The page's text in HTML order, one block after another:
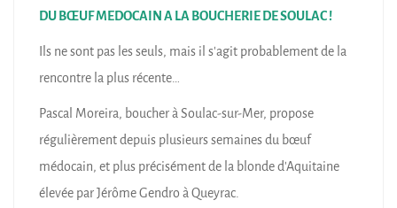
DU BŒUF MEDOCAIN A LA BOUCHERIE DE SOULAC !
Ils ne sont pas les seuls, mais il s’agit probablement de la
rencontre la plus récente…
Pascal Moreira, boucher à Soulac-sur-Mer, propose
régulièrement depuis plusieurs semaines du bœuf
médocain, et plus précisément de la blonde d’Aquitaine
élevée par Jérôme Gendro à Queyrac.